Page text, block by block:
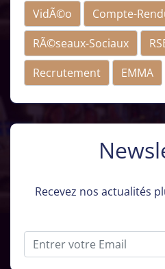
VidÃ©o
Compte-
RÃ©seaux-Sociaux
Recrutement
EMMA
Recevez nos actualités